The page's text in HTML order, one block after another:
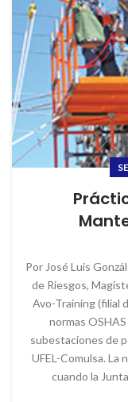
Por José Luis
de Riesgos,
Avo-Training (filial
normas
subestaciones de
UFEL-Comulsa. La
cuando la